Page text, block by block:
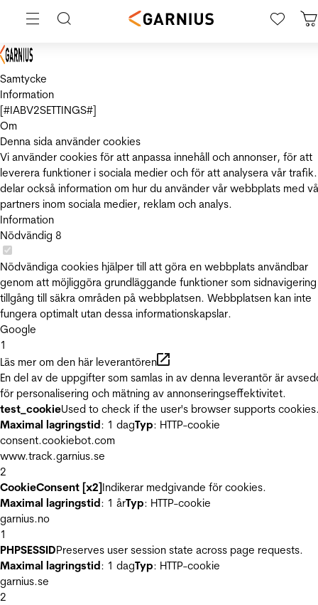
Samtycke
Information
[#IABV2SETTINGS#]
Om
Denna sida använder cookies
Vi använder cookies för att anpassa innehåll och annonser, för att
leverera funktioner i sociala medier och för att analysera vår
delar också information om hur du använder vår webbplats med
partners inom sociala medier, reklam och analys.
Information
Nödvändig 8
Nödvändiga cookies hjälper till att göra en webbplats användbar
genom att möjliggöra grundläggande funktioner som
tillgång till säkra områden på webbplatsen. Webbplatsen kan inte
fungera optimalt utan dessa informationskapslar.
Google
1
Läs mer om den här leverantören
En del av de uppgifter som samlas in av denna leverantör är
för personalisering och mätning av annonseringseffektivitet.
test_cookieUsed to check if the user's browser supports
Maximal lagringstid: 1 dagTyp: HTTP-cookie
consent.cookiebot.com
www.track.garnius.se
2
CookieConsent [x2]Indikerar medgivande för cookies.
Maximal lagringstid: 1 årTyp: HTTP-cookie
garnius.no
1
PHPSESSIDPreserves user session state across page requests.
Maximal lagringstid: 1 dagTyp: HTTP-cookie
garnius.se
2